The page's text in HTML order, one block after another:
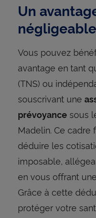
Un
Vous pouvez
avantage en tant
(TNS) ou
souscrivant une
prévoyancesous
Madelin. Ce cadre
déduire les
imposable,
en vous offrant
Grâce à cette
protéger votre